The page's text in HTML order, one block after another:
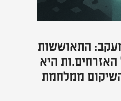
התאוששות
היא
ממלחמת